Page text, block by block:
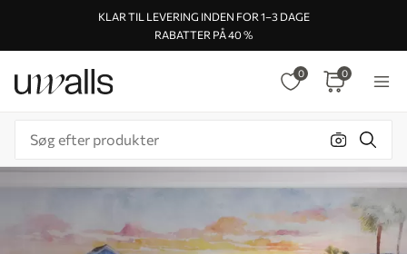
KLAR TIL LEVERING INDEN FOR 1–3 DAGE
RABATTER PÅ 40 %
0 0